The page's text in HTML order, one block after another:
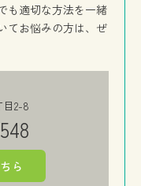
も適切な方法を一緒
てお悩みの方は、ぜ
2-8
ら